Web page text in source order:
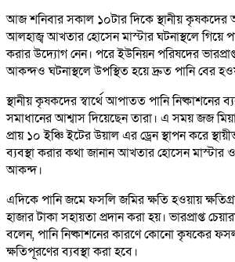
আজ শনিবার সকাল ১০টার দিকে স্থানীয় কৃষকদের
আলহাজ্ব আখতার হোসেন মাস্টার ঘটনাস্থলে গিয়ে
করার উদ্যোগ নেন। পরে ইউনিয়ন পরিষদের
আকন্দও ঘটনাস্থলে উপস্থিত হয়ে দ্রুত পানি বের
স্থানীয় কৃষকদের স্বার্থে আপাতত পানি নিষ্কাশনের
সমাধানের আশ্বাস দিয়েছেন তারা। এ সময় জজ
প্রায় ১০ ইঞ্চি ইটের উয়াল এর ড্রেন স্থাপন করে
ব্যবস্থা করার কথা জানান আখতার হোসেন মাস্টার ও
আকন্দ।
এদিকে পানি জমে ফসলি জমির ক্ষতি হওয়ায়
হাজার টাকা সহায়তা প্রদান করা হয়। ভারপ্রাপ্ত
বলেন, পানি নিষ্কাশনের কারণে কোনো কৃষকের ফসল
ক্ষতিপূরণের ব্যবস্থা করা হবে।